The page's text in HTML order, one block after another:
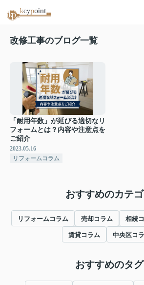
改修工事のブログ一覧
「耐用年数」が延びる適切なリ
フォームとは？内容や注意点を
ご紹介
2023.05.16
リフォームコラム
おすすめのカテゴ
リフォームコラム 売却コラム 相続
賃貸コラム 中央区コ
おすすめのタグ